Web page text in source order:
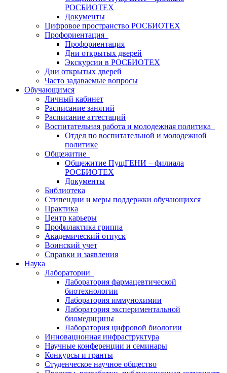
РОСБИОТЕХ
Документы
Цифровое пространство РОСБИОТЕХ
Профориентация
Профориентация
Дни открытых дверей
Экскурсии в РОСБИОТЕХ
Дни открытых дверей
Часто задаваемые вопросы
Обучающимся
Личный кабинет
Расписание занятий
Расписание аттестаций
Воспитательная работа и молодежная политика
Отдел по воспитательной и молодежной
политике
Общежитие
Общежитие ПущГЕНИ – филиала
РОСБИОТЕХ
Документы
Библиотека
Стипендии и меры поддержки обучающихся
Практика
Центр карьеры
Профилактика гриппа
Академический отпуск
Воинский учет
Справки и заявления
Наука
Лаборатории
Лаборатория фармацевтической
биотехнологии
Лаборатория иммунохимии
Лаборатория экспериментальной
биомедицины
Лаборатория цифровой биологии
Инновационная инфраструктура
Научные конференции и семинары
Конкурсы и гранты
Студенческое научное общество